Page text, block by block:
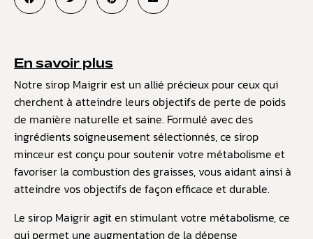
En savoir plus
Notre sirop Maigrir est un allié précieux pour ceux qui
cherchent à atteindre leurs objectifs de perte de poids
de manière naturelle et saine. Formulé avec des
ingrédients soigneusement sélectionnés, ce sirop
minceur est conçu pour soutenir votre métabolisme et
favoriser la combustion des graisses, vous aidant ainsi à
atteindre vos objectifs de façon efficace et durable.
Le sirop Maigrir agit en stimulant votre métabolisme, ce
qui permet une augmentation de la dépense